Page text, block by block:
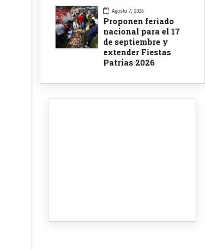
Agosto 7, 2026
Proponen feriado
nacional para el 17
de septiembre y
extender Fiestas
Patrias 2026